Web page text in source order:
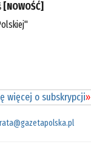
[NOWOŚĆ]
więcej o subskrypcji»